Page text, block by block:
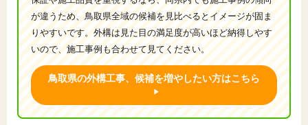
が違うため、鳥取県全域の候補を見比べるとイメージが固ま
りやすいです。外構は見た目の満足度が高いほど納得しやす
いので、施工事例も合わせて見てください。
鳥取県の外構工事、候補を増やしたい方はこちら